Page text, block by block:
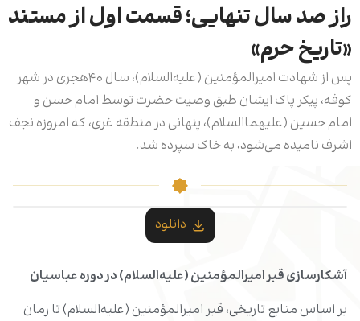
راز صد سال تنهایی؛ قسمت اول از مستند
«تاریخ حرم»
پس از شهادت امیرالمؤمنین (علیه‌السلام)، سال ۴۰هجری در شهر
کوفه، پیکر پاک ایشان طبق وصیت حضرت توسط امام حسن و
امام حسین (علیهماالسلام)، پنهانی در منطقه غری، که امروزه نجف
اشرف نامیده می‌شود، به خاک سپرده شد.
دانلود
آشکارسازی قبر امیرالمؤمنین (علیه‌السلام) در دوره عباسیان
بر اساس منابع تاریخی، قبر امیرالمؤمنین (علیه‌السلام) تا زمان